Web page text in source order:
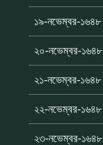
১৯-নভেম্বর-১৬৪৮
২০-নভেম্বর-১৬৪৮
২১-নভেম্বর-১৬৪৮
২২-নভেম্বর-১৬৪৮
২৩-নভেম্বর-১৬৪৮